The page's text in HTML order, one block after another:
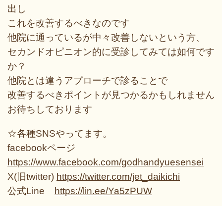
出し
これを改善するべきなのです
他院に通っているが中々改善しないという方、
セカンドオピニオン的に受診してみては如何です
か？
他院とは違うアプローチで診ることで
改善するべきポイントが見つかるかもしれません
お待ちしております
☆各種SNSやってます。
facebookページ
https://www.facebook.com/godhandyuesensei
X(旧twitter) https://twitter.com/jet_daikichi
公式Line
https://lin.ee/Ya5zPUW